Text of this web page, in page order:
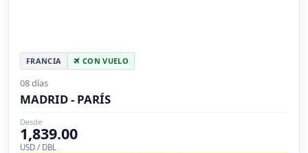
FRANCIA CON VUELO
08 días
MADRID - PARÍS
Desde
1,839.00
USD / DBL